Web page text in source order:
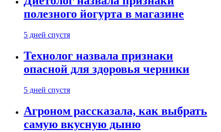
полезного йогурта в магазине
5 дней спустя
Технолог назвала признаки
опасной для здоровья черники
5 дней спустя
Агроном рассказала, как выбрать
самую вкусную дыню